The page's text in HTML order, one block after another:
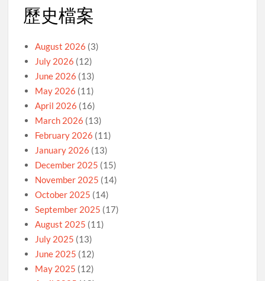
歷史檔案
August 2026 (3)
July 2026 (12)
June 2026 (13)
May 2026 (11)
April 2026 (16)
March 2026 (13)
February 2026 (11)
January 2026 (13)
December 2025 (15)
November 2025 (14)
October 2025 (14)
September 2025 (17)
August 2025 (11)
July 2025 (13)
June 2025 (12)
May 2025 (12)